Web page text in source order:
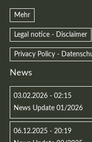
Mehr
Legal notice - Disclaimer
Privacy Policy -
News
03.02.2026 - 02:15
News Update 01/2026
06.12.2025 - 20:19
Passwort